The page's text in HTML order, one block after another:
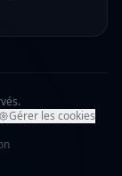
Gérer les cookies